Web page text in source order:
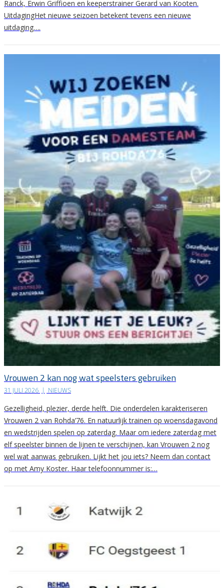
Ranck, Erwin Griffioen en keeperstrainer Gerard van Kooten.
UitdagingHet nieuwe seizoen betekent tevens een nieuwe
uitdaging….
Vrouwen 2 kan nog wat speelsters gebruiken
31 JULI 2026 | NIEUWS
Gezelligheid, plezier, derde helft. Die onderdelen karakteriseren
Vrouwen 2 van Rohda’76. En natuurlijk trainen op woensdagavond
en wedstrijden spelen op zaterdag. Maar om iedere zaterdag met
elf speelster binnen de lijnen te verschijnen, kan Vrouwen 2 nog
wel wat aanwas gebruiken. Lijkt het jou iets? Neem dan contact
op met Amy Koster. Haar telefoonnummer is:…